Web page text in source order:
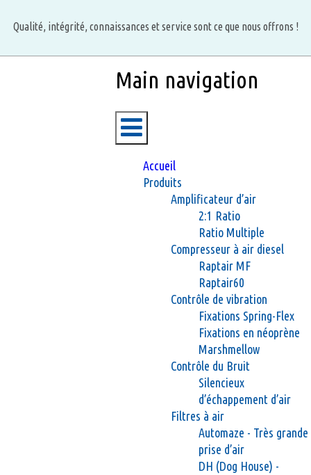
principal
Qualité, intégrité, connaissances et service sont ce que nous offrons !
Main navigation
Accueil
Produits
Amplificateur d’air
2:1 Ratio
Ratio Multiple
Compresseur à air diesel
Raptair MF
Raptair60
Contrôle de vibration
Fixations Spring-Flex
Fixations en néoprène
Marshmellow
Contrôle du Bruit
Silencieux
d’échappement d’air
Filtres à air
Automaze - Très grande
prise d’air
DH (Dog House) -